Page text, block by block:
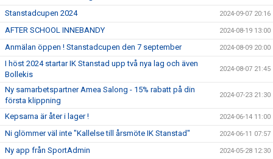
Stanstadcupen 2024 2024-09-07 20:16
AFTER SCHOOL INNEBANDY 2024-08-19 13:00
Anmälan öppen ! Stanstadcupen den 7 september 2024-08-09 20:00
I höst 2024 startar IK Stanstad upp två nya lag och även
Bollekis
2024-08-07 21:45
Ny samarbetspartner Amea Salong - 15% rabatt på din
första klippning
2024-07-23 21:30
Kepsarna är åter i lager ! 2024-06-14 11:00
Ni glömmer väl inte "Kallelse till årsmöte IK Stanstad" 2024-06-11 07:57
Ny app från SportAdmin 2024-05-28 12:30